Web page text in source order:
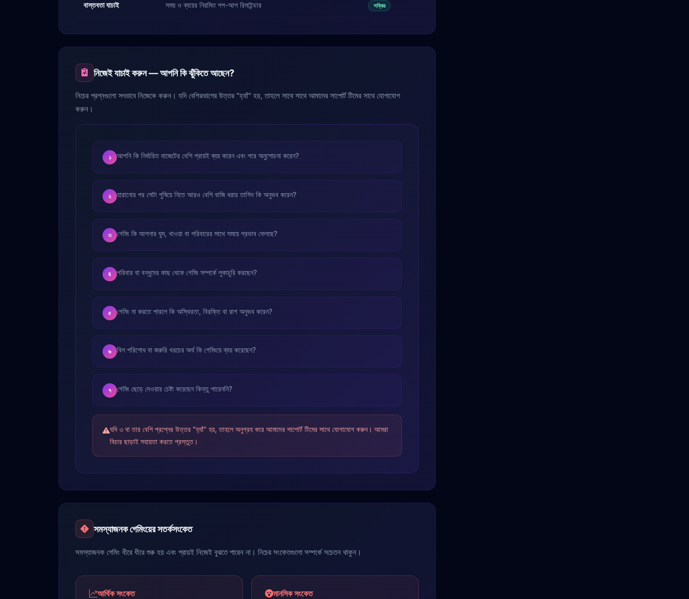
বাস্তবতা যাচাই সময় ও ব্যয়ের নিয়মিত পপ-আপ রিমাইন্ডার সক্রিয়
নিজেই যাচাই করুন — আপনি কি ঝুঁকিতে আছেন?
নিচের প্রশ্নগুলো সৎভাবে নিজেকে করুন। যদি বেশিরভাগের উত্তর "হ্যাঁ" হয়, তাহলে সাথে সাথে আমাদের সাপোর্ট টিমের সাথে যোগাযোগ
করুন।
১ আপনি কি নির্ধারিত বাজেটের বেশি প্রায়ই ব্যয় করেন এবং পরে অনুশোচনা করেন?
২ হারানোর পর সেটা পুষিয়ে নিতে আরও বেশি বাজি ধরার তাগিদ কি অনুভব করেন?
৩ গেমিং কি আপনার ঘুম, খাওয়া বা পরিবারের সাথে সময়ে প্রভাব ফেলছে?
৪ পরিবার বা বন্ধুদের কাছ থেকে গেমিং সম্পর্কে লুকাচুরি করছেন?
৫ গেমিং না করতে পারলে কি অস্থিরতা, বিরক্তি বা রাগ অনুভব করেন?
৬ বিল পরিশোধ বা জরুরি খরচের অর্থ কি গেমিংয়ে ব্যয় করেছেন?
৭ গেমিং ছেড়ে দেওয়ার চেষ্টা করেছেন কিন্তু পারেননি?
যদি ৩ বা তার বেশি প্রশ্নের উত্তর "হ্যাঁ" হয়, তাহলে অনুগ্রহ করে আমাদের সাপোর্ট টিমের সাথে যোগাযোগ করুন। আমরা
বিচার ছাড়াই সহায়তা করতে প্রস্তুত।
সমস্যাজনক গেমিংয়ের সতর্কসংকেত
সমস্যাজনক গেমিং ধীরে ধীরে শুরু হয় এবং প্রায়ই নিজেই বুঝতে পারেন না। নিচের সংকেতগুলো সম্পর্কে সচেতন থাকুন।
আর্থিক সংকেত মানসিক সংকেত